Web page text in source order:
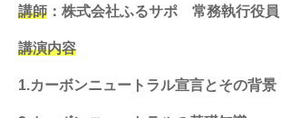
講師 ：株式会社ふるサポ 常務執行役
講演内容
1.カーボンニュートラル宣言とその背景